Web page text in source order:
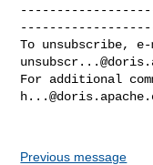
To unsubscribe,
For additional
Previous message